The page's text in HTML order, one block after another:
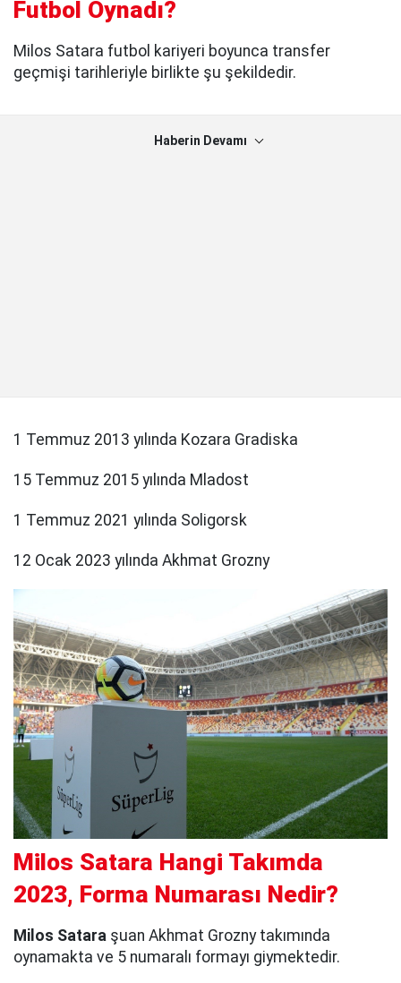
Futbol Oynadı?
Milos Satara futbol kariyeri boyunca transfer
geçmişi tarihleriyle birlikte şu şekildedir.
Haberin Devamı
1 Temmuz 2013 yılında Kozara Gradiska
15 Temmuz 2015 yılında Mladost
1 Temmuz 2021 yılında Soligorsk
12 Ocak 2023 yılında Akhmat Grozny
Milos Satara Hangi Takımda
2023, Forma Numarası Nedir?
Milos Satara şuan Akhmat Grozny takımında
oynamakta ve 5 numaralı formayı giymektedir.